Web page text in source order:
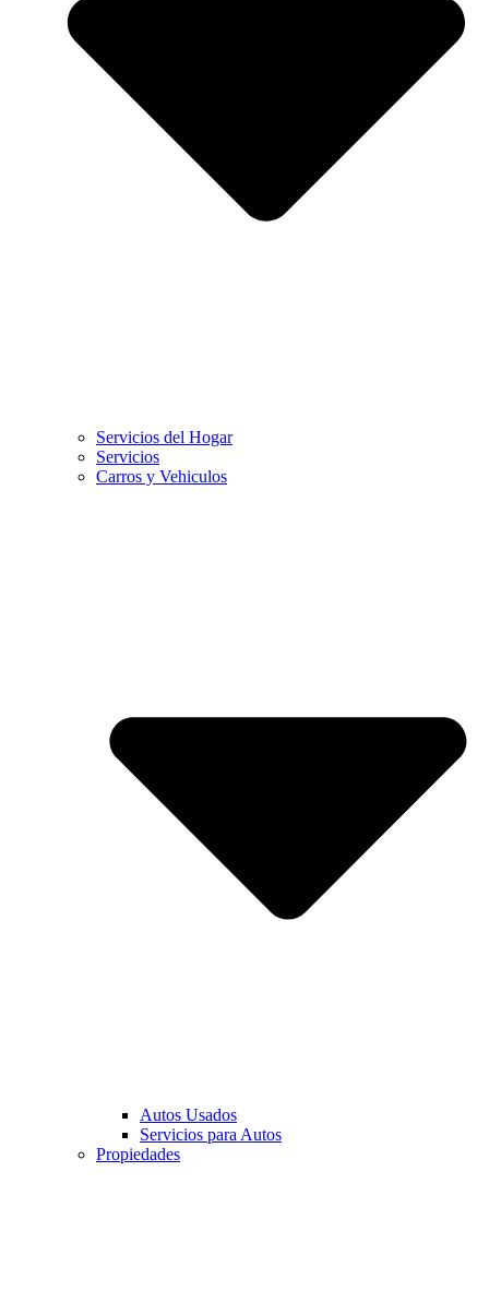
Servicios del Hogar
Servicios
Carros y Vehiculos
Autos Usados
Servicios para Autos
Propiedades